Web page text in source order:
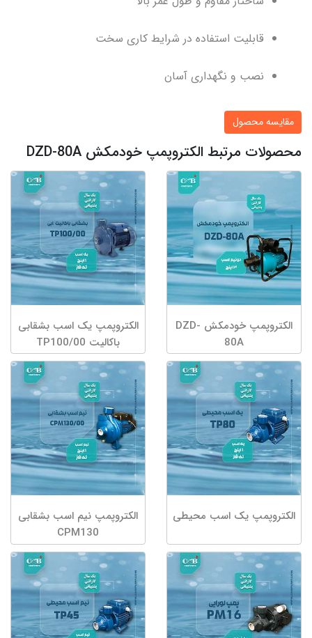
قابلیت استفاده در شرایط کاری سخت
نصب و نگهداری آسان
مقایسه محصول
محصولات مرتبط الکتروپمپ خودمکش DZD-80A
الکتروپمپ خودمکش DZD-
80A
الکتروپمپ یک اسب بشقابی
باکالیت TP100/00
الکتروپمپ یک اسب محیطی
الکتروپمپ نیم اسب بشقابی
CPM130